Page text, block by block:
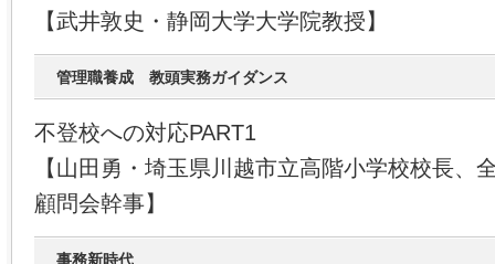
【武井敦史・静岡大学大学院教授】
管理職養成 教頭実務ガイダンス
不登校への対応PART1
【山田勇・埼玉県川越市立高階小学校校長、
顧問会幹事】
事務新時代